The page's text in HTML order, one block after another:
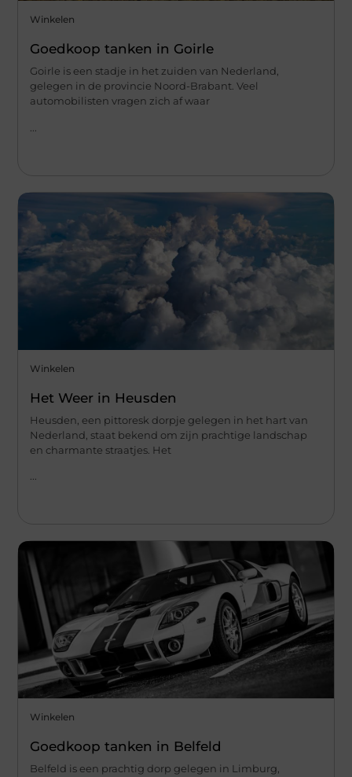
Winkelen
Goedkoop tanken in Goirle
Goirle is een stadje in het zuiden van Nederland,
gelegen in de provincie Noord-Brabant. Veel
automobilisten vragen zich af waar
Winkelen
Het Weer in Heusden
Heusden, een pittoresk dorpje gelegen in het hart van
Nederland, staat bekend om zijn prachtige landschap
en charmante straatjes. Het
Winkelen
Goedkoop tanken in Belfeld
Belfeld is een prachtig dorp gelegen in Limburg,